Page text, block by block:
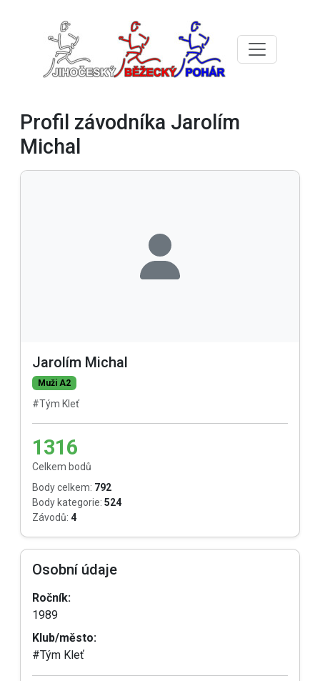
Profil závodníka Jarolím
Michal
Jarolím Michal
Muži A2
#Tým Kleť
1316
Celkem bodů
Body celkem: 792
Body kategorie: 524
Závodů: 4
Osobní údaje
Ročník:
1989
Klub/město:
#Tým Kleť